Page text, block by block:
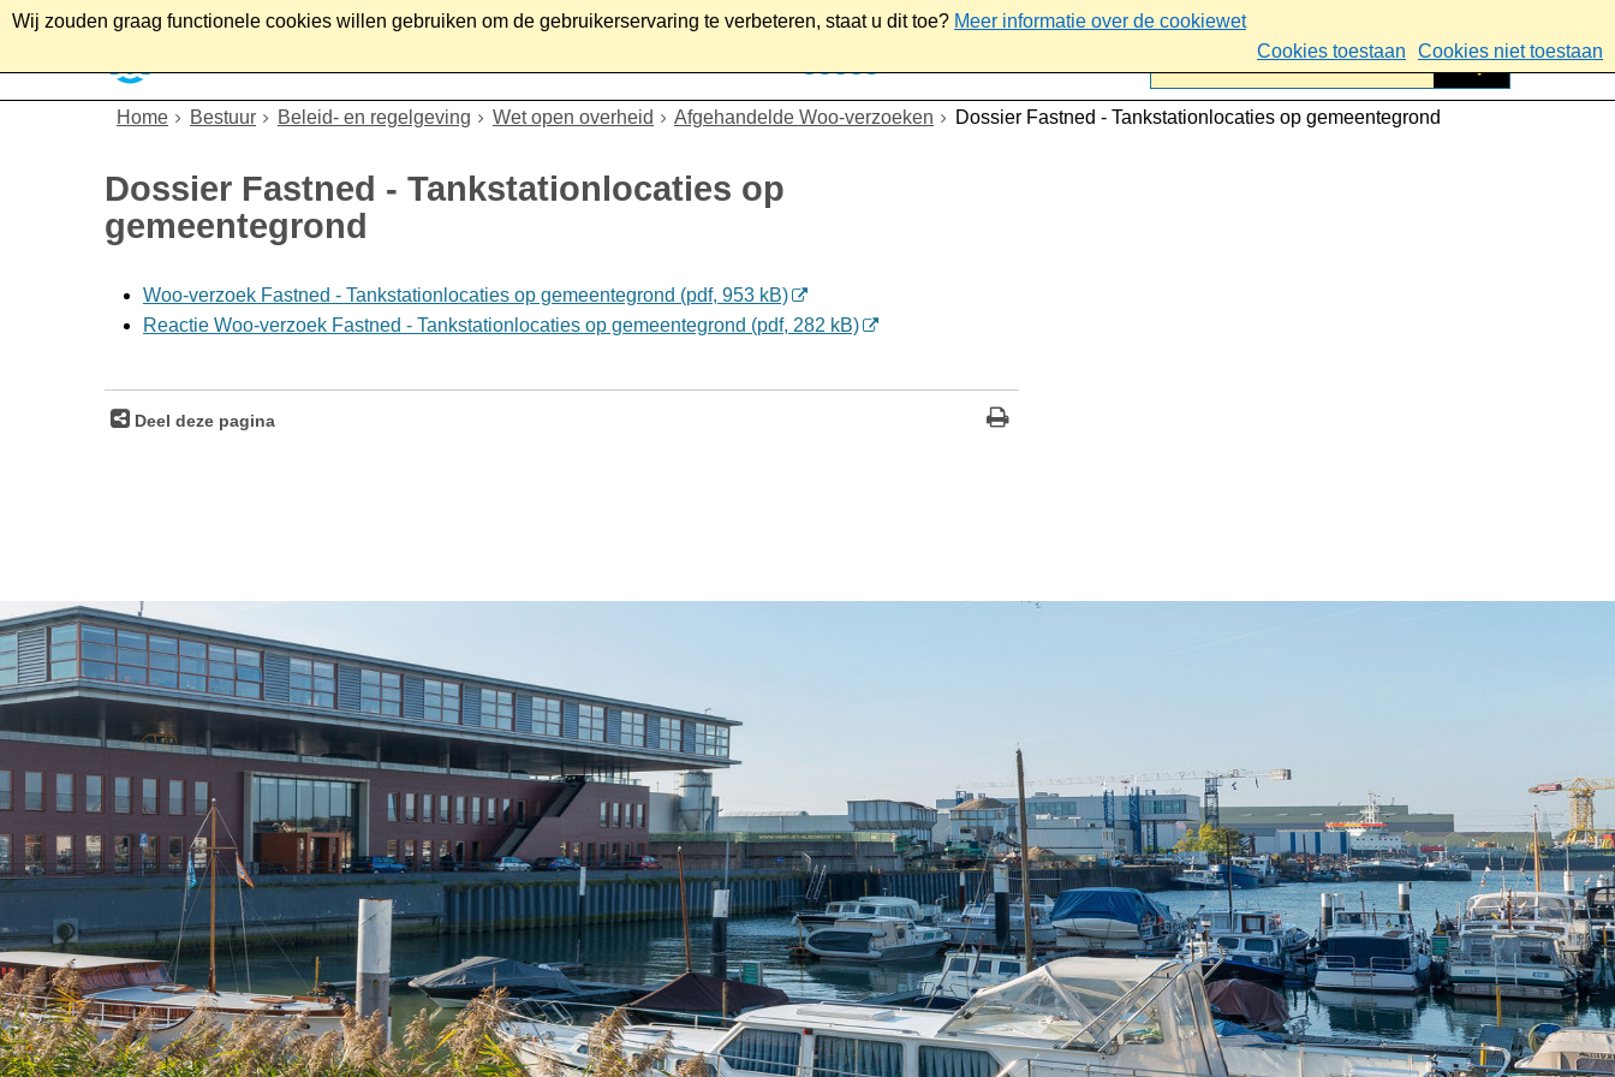
Wij zouden graag functionele cookies willen gebruiken om de gebruikerservaring te verbeteren, staat u dit toe? Meer informatie over de cookiewet
Cookies toestaan
Cookies niet toestaan
Home Bestuur Beleid- en regelgeving Wet open overheid Afgehandelde Woo-verzoeken Dossier Fastned - Tankstationlocaties op gemeentegrond
Dossier Fastned - Tankstationlocaties op
gemeentegrond
Woo-verzoek Fastned - Tankstationlocaties op gemeentegrond (pdf, 953 kB)
Reactie Woo-verzoek Fastned - Tankstationlocaties op gemeentegrond (pdf, 282 kB)
Deel deze pagina